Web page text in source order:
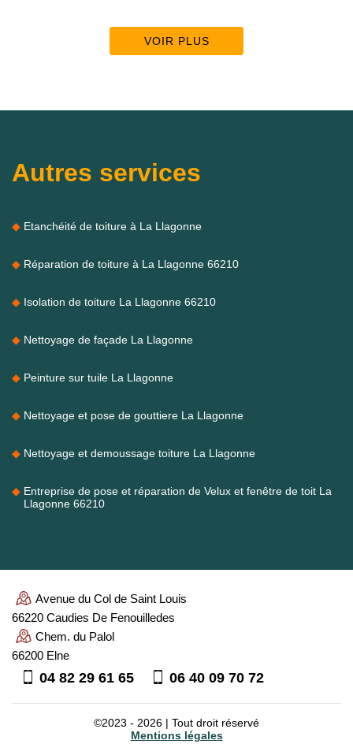
VOIR PLUS
Autres services
Etanchéité de toiture à La Llagonne
Réparation de toiture à La Llagonne 66210
Isolation de toiture La Llagonne 66210
Nettoyage de façade La Llagonne
Peinture sur tuile La Llagonne
Nettoyage et pose de gouttiere La Llagonne
Nettoyage et demoussage toiture La Llagonne
Entreprise de pose et réparation de Velux et fenêtre de toit La
Llagonne 66210
Avenue du Col de Saint Louis
66220 Caudies De Fenouilledes
Chem. du Palol
66200 Elne
04 82 29 61 65 06 40 09 70 72
©2023 - 2026 | Tout droit réservé
Mentions légales